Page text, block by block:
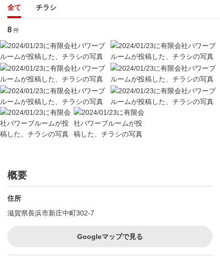
全て チラシ
8 件
概要
住所
滋賀県長浜市新庄中町302-7
Googleマップで見る